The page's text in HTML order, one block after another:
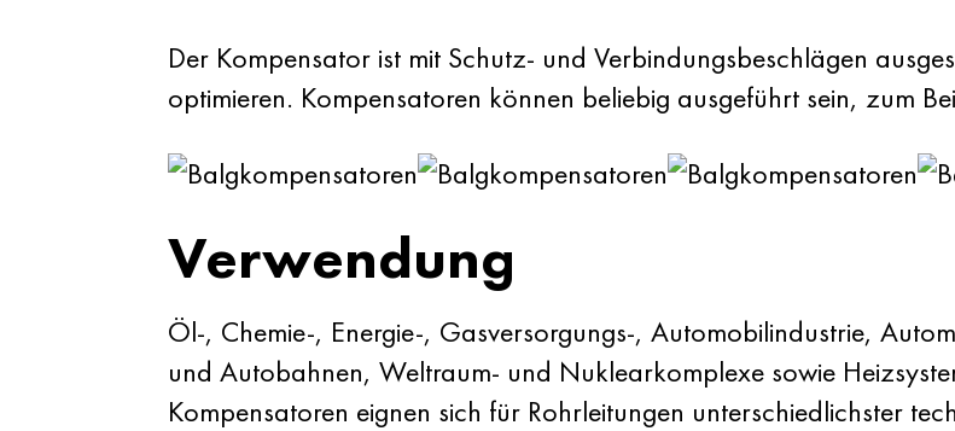
Der Kompensator ist mit Schutz- und Verbindungsbeschlägen
optimieren. Kompensatoren können beliebig ausgeführt sein, zum
Verwendung
Öl-, Chemie-, Energie-, Gasversorgungs-, Automobilindustrie,
und Autobahnen, Weltraum- und Nuklearkomplexe sowie
Kompensatoren eignen sich für Rohrleitungen unterschiedlichster